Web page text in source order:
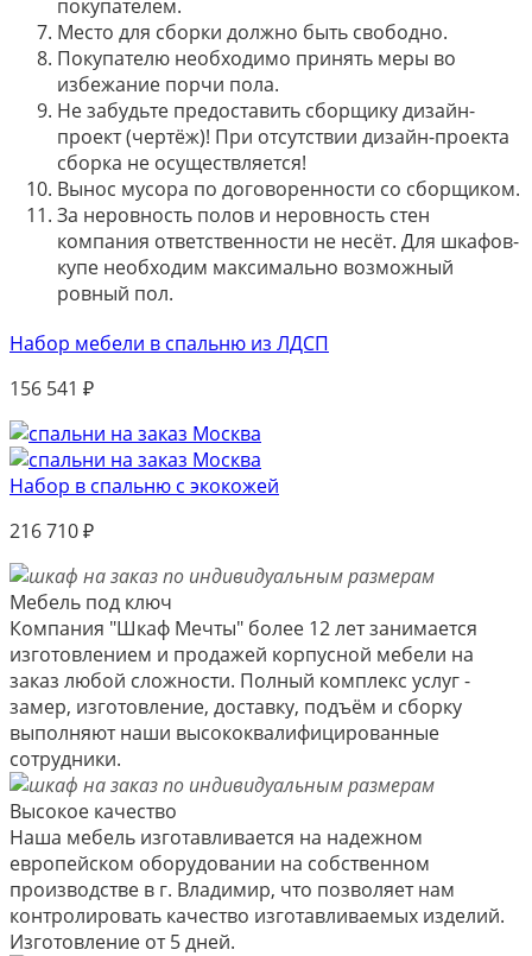
покупателем.
Место для сборки должно быть свободно.
Покупателю необходимо принять меры во
избежание порчи пола.
Не забудьте предоставить сборщику дизайн-
проект (чертёж)! При отсутствии дизайн-проекта
сборка не осуществляется!
Вынос мусора по договоренности со сборщиком.
За неровность полов и неровность стен
компания ответственности не несёт. Для шкафов-
купе необходим максимально возможный
ровный пол.
Набор мебели в спальню из ЛДСП
156 541 ₽
Набор в спальню с экокожей
216 710₽
Мебель под ключ
Компания "Шкаф Мечты" более 12 лет занимается
изготовлением и продажей корпусной мебели на
заказ любой сложности. Полный комплекс услуг -
замер, изготовление, доставку, подъём и сборку
выполняют наши высококвалифицированные
сотрудники.
Высокое качество
Наша мебель изготавливается на надежном
европейском оборудовании на собственном
производстве в г. Владимир, что позволяет нам
контролировать качество изготавливаемых изделий.
Изготовление от 5 дней.